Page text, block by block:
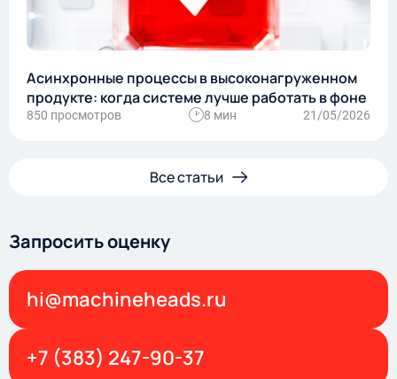
Асинхронные процессы в высоконагруженном
продукте: когда системе лучше работать в фоне
850 просмотров 8 мин 21/05/2026
Все статьи
Запросить оценку
hi@machineheads.ru
+7 (383) 247-90-37